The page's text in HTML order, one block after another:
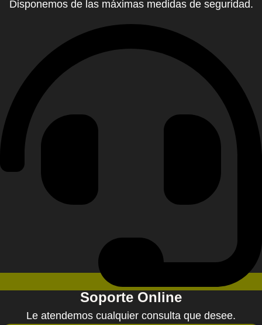
Disponemos de las máximas medidas de seguridad.
Soporte Online
Le atendemos cualquier consulta que desee.